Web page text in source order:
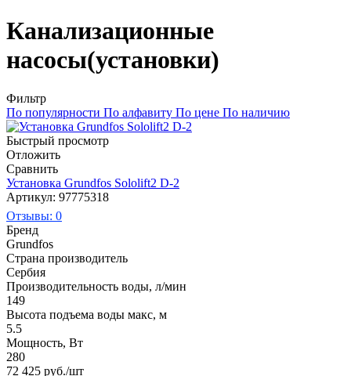
Канализационные
насосы(установки)
Фильтр
По популярности По алфавиту По цене По наличию
Быстрый просмотр
Отложить
Сравнить
Установка Grundfos Sololift2 D-2
Артикул: 97775318
Отзывы: 0
Бренд
Grundfos
Страна производитель
Сербия
Производительность воды, л/мин
149
Высота подъема воды макс, м
5.5
Мощность, Вт
280
72 425 руб./шт